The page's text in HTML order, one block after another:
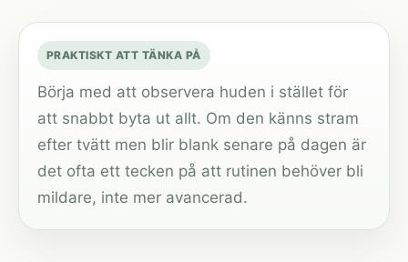
PRAKTISKT ATT TÄNKA PÅ
Börja med att observera huden i stället för
att snabbt byta ut allt. Om den känns stram
efter tvätt men blir blank senare på dagen är
det ofta ett tecken på att rutinen behöver bli
mildare, inte mer avancerad.